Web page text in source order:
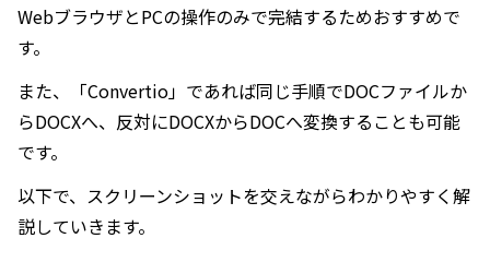
WebブラウザとPCの操作のみで完結するためおすすめで
す。
また、「Convertio」であれば同じ手順でDOCファイルか
らDOCXへ、反対にDOCXからDOCへ変換することも可能
です。
以下で、スクリーンショットを交えながらわかりやすく解
説していきます。